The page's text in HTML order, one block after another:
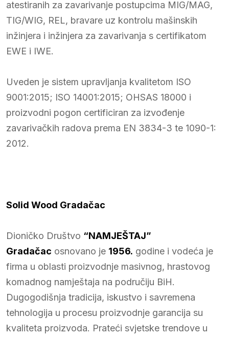
atestiranih za zavarivanje postupcima MIG/MAG,
TIG/WIG, REL, bravare uz kontrolu mašinskih
inžinjera i inžinjera za zavarivanja s certifikatom
EWE i IWE.
Uveden je sistem upravljanja kvalitetom ISO
9001:2015; ISO 14001:2015; OHSAS 18000 i
proizvodni pogon certificiran za izvođenje
zavarivačkih radova prema EN 3834-3 te 1090-1:
2012.
Solid Wood Gradačac
Dioničko Društvo “NAMJEŠTAJ”
Gradačac osnovano je 1956. godine i vodeća je
firma u oblasti proizvodnje masivnog, hrastovog
komadnog namještaja na područiju BiH.
Dugogodišnja tradicija, iskustvo i savremena
tehnologija u procesu proizvodnje garancija su
kvaliteta proizvoda. Prateći svjetske trendove u